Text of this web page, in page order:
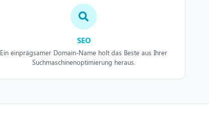
SEO
Ein einprägsamer Domain-Name holt das Beste aus Ihrer
Suchmaschinenoptimierung heraus.